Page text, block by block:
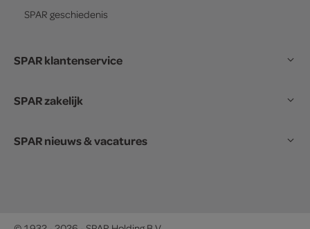
SPAR geschiedenis
SPAR klantenservice
SPAR zakelijk
SPAR nieuws & vacatures